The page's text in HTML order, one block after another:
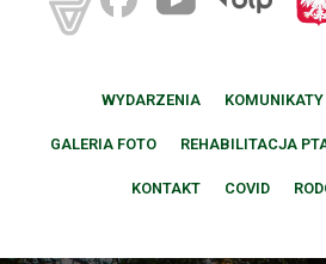
WYDARZENIA KOMUNIKATY
GALERIA FOTO REHABILITACJA
KONTAKT COVID